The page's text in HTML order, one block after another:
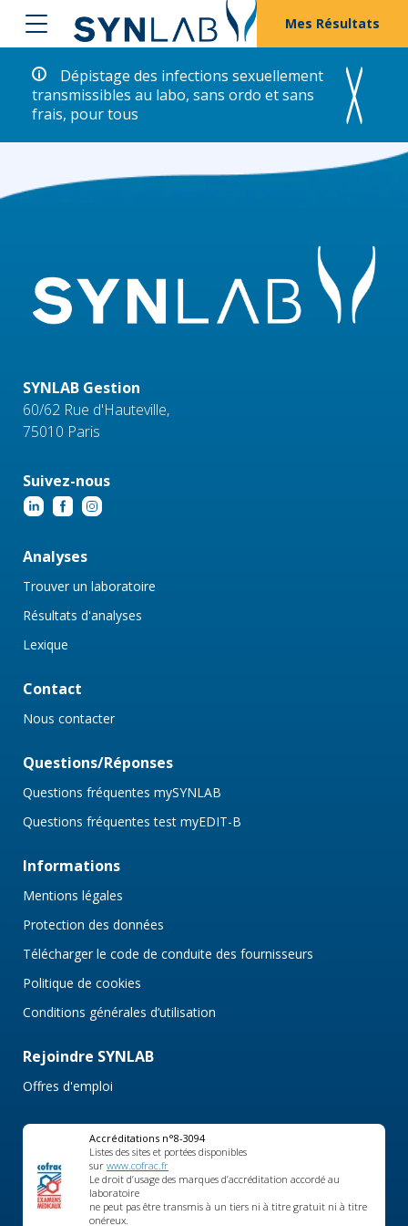
Mes Résultats
Dépistage des infections sexuellement
transmissibles au labo, sans ordo et sans
frais, pour tous
SYNLAB Gestion
60/62 Rue d'Hauteville,
75010 Paris
Suivez-nous
Analyses
Trouver un laboratoire
Résultats d'analyses
Lexique
Contact
Nous contacter
Questions/Réponses
Questions fréquentes mySYNLAB
Questions fréquentes test myEDIT-B
Informations
Mentions légales
Protection des données
Télécharger le code de conduite des fournisseurs
Politique de cookies
Conditions générales d’utilisation
Rejoindre SYNLAB
Offres d'emploi
Accréditations n°8-3094
Listes des sites et portées disponibles
sur www.cofrac.fr
Le droit d’usage des marques d’accréditation accordé au
laboratoire
ne peut pas être transmis à un tiers ni à titre gratuit ni à titre
onéreux.